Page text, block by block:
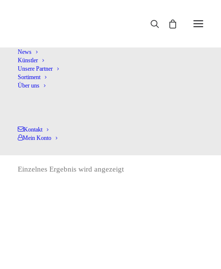
News
Künstler
Unsere Partner
Sortiment
Über uns
Kontakt
Mein Konto
Janson
Einzelnes Ergebnis wird angezeigt